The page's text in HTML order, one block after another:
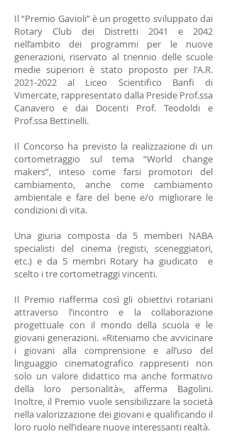
Il “Premio Gavioli” è un progetto sviluppato dai
Rotary Club dei Distretti 2041 e 2042
nell’ambito dei programmi per le nuove
generazioni, riservato al triennio delle scuole
medie superiori è stato proposto per l'A.R.
2021-2022 al Liceo Scientifico Banfi di
Vimercate, rappresentato dalla Preside Prof.ssa
Canavero e dai Docenti Prof. Teodoldi e
Prof.ssa Bettinelli.
Il Concorso ha previsto la realizzazione di un
cortometraggio sul tema “World change
makers”, inteso come farsi promotori del
cambiamento, anche come cambiamento
ambientale e fare del bene e/o migliorare le
condizioni di vita.
Una giuria composta da 5 memberi NABA
specialisti del cinema (registi, sceneggiatori,
etc.) e da 5 membri Rotary ha giudicato e
scelto i tre cortometraggi vincenti.
Il Premio riafferma così gli obiettivi rotariani
attraverso l’incontro e la collaborazione
progettuale con il mondo della scuola e le
giovani generazioni. «Riteniamo che avvicinare
i giovani alla comprensione e all’uso del
linguaggio cinematografico rappresenti non
solo un valore didattico ma anche formativo
della loro personalità», afferma Bagolini.
Inoltre, il Premio vuole sensibilizzare la società
nella valorizzazione dei giovani e qualificando il
loro ruolo nell’ideare nuove interessanti realtà.